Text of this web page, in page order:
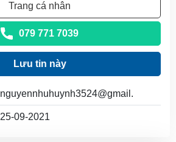
Trang cá nhân
079 771 7039
Lưu tin này
nguyennhuhuynh3524@gmail.
25-09-2021